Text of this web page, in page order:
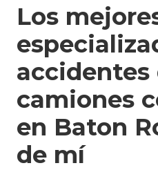
Los
accidentes
camiones
en Baton
de mí